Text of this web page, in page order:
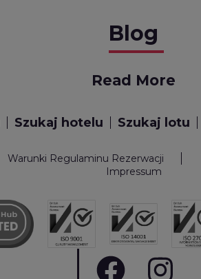
Blog
Read More
Szukaj hotelu Szukaj lotu
Warunki Regulaminu Rezerwacji
Impressum